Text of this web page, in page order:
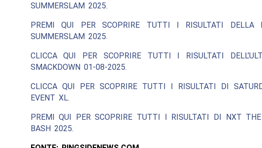
SUMMERSLAM 2025.
PREMI QUI PER SCOPRIRE TUTTI I RISULTATI DELLA
SUMMERSLAM 2025.
CLICCA QUI PER SCOPRIRE TUTTI I RISULTATI
SMACKDOWN 01-08-2025.
CLICCA QUI PER SCOPRIRE TUTTI I RISULTATI DI
EVENT XL.
PREMI QUI PER SCOPRIRE TUTTI I RISULTATI DI NXT THE
BASH 2025.